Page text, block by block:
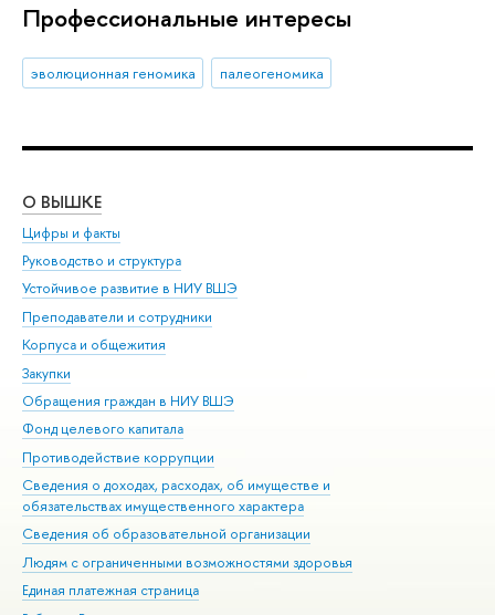
Профессиональные интересы
эволюционная геномика палеогеномика
О ВЫШКЕ
Цифры и факты
Руководство и структура
Устойчивое развитие в НИУ ВШЭ
Преподаватели и сотрудники
Корпуса и общежития
Закупки
Обращения граждан в НИУ ВШЭ
Фонд целевого капитала
Противодействие коррупции
Сведения о доходах, расходах, об имуществе и
обязательствах имущественного характера
Сведения об образовательной организации
Людям с ограниченными возможностями здоровья
Единая платежная страница